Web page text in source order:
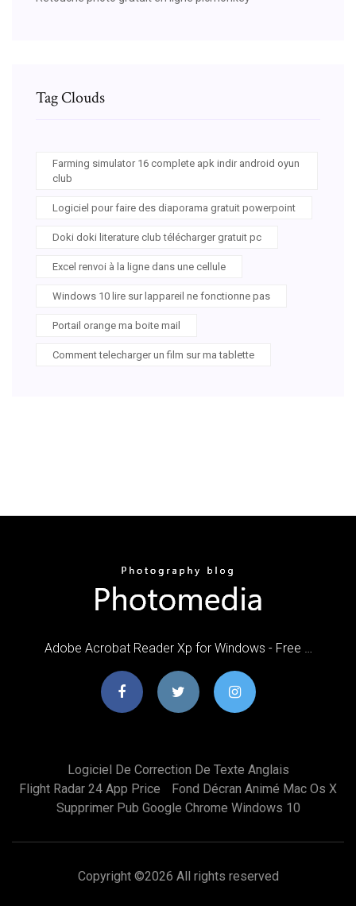
Tag Clouds
Farming simulator 16 complete apk indir android oyun
club
Logiciel pour faire des diaporama gratuit powerpoint
Doki doki literature club télécharger gratuit pc
Excel renvoi à la ligne dans une cellule
Windows 10 lire sur lappareil ne fonctionne pas
Portail orange ma boite mail
Comment telecharger un film sur ma tablette
Adobe Acrobat Reader Xp for Windows - Free …
Logiciel De Correction De Texte Anglais
Flight Radar 24 App Price
Fond Décran Animé Mac Os X
Supprimer Pub Google Chrome Windows 10
Copyright ©2026 All rights reserved